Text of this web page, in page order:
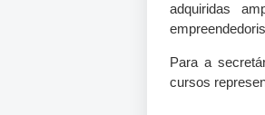
adquiridas
Para a
cursos